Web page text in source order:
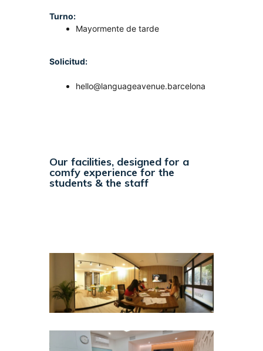
Turno:
Mayormente de tarde
Solicitud:
hello@languageavenue.barcelona
Our facilities, designed for a
comfy experience for the
students & the staff​